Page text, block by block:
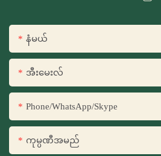
နံမယ်
အီးမေးလ်
Phone/WhatsApp/Skype
ကုမ္ပဏီအမည်